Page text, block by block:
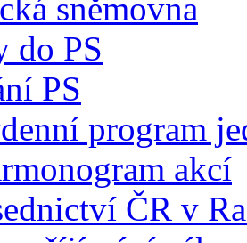
sněmovna
do PS
PS
program
akcí
ČR v